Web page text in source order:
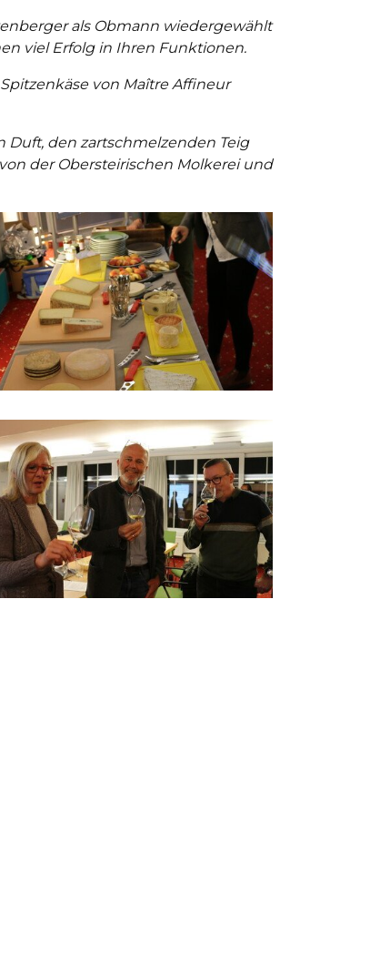
als Obmann wiedergewählt
viel Erfolg in Ihren Funktionen.
von Maître Affineur
Duft, den zartschmelzenden Teig
der Obersteirischen Molkerei und